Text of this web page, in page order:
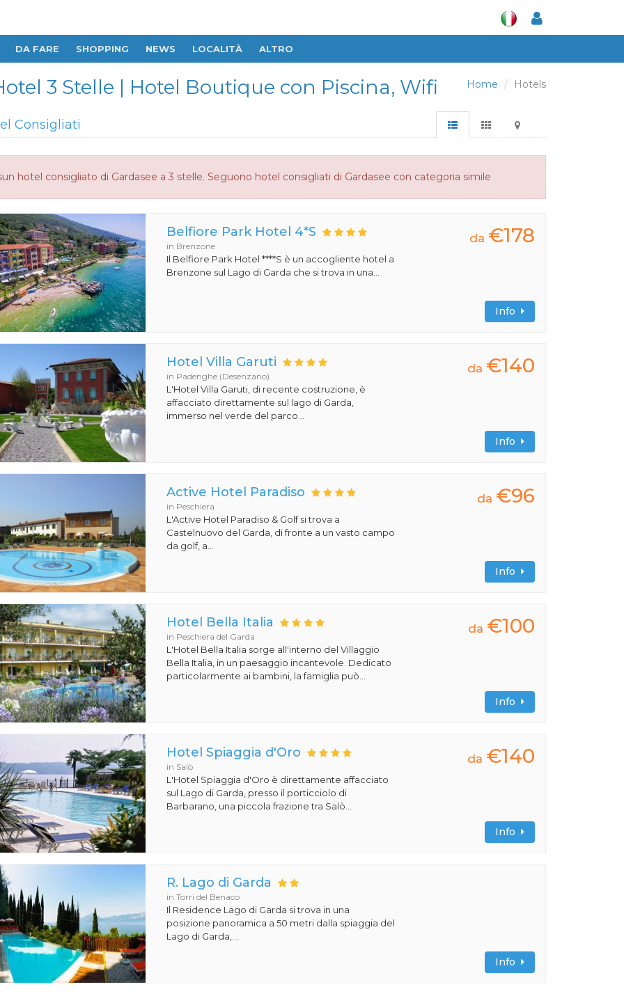
DA FARE SHOPPING NEWS LOCALITÀ ALTRO
Home Hotels
3 Stelle | Hotel Boutique con Piscina, Wifi
Consigliati
hotel consigliato di Gardasee a 3 stelle. Seguono hotel consigliati di Gardasee con categoria simile
Belfiore Park Hotel 4*S
in Brenzone
Il Belfiore Park Hotel ****S è un accogliente hotel a
Brenzone sul Lago di Garda che si trova in una...
da €178
Info
Hotel Villa Garuti
in Padenghe (Desenzano)
L'Hotel Villa Garuti, di recente costruzione, è
affacciato direttamente sul lago di Garda,
immerso nel verde del parco...
da €140
Info
Active Hotel Paradiso
in Peschiera
L'Active Hotel Paradiso & Golf si trova a
Castelnuovo del Garda, di fronte a un vasto campo
da golf, a...
da €96
Info
Hotel Bella Italia
in Peschiera del Garda
L'Hotel Bella Italia sorge all'interno del Villaggio
Bella Italia, in un paesaggio incantevole. Dedicato
particolarmente ai bambini, la famiglia può...
da €100
Info
Hotel Spiaggia d'Oro
in Salò
L'Hotel Spiaggia d'Oro è direttamente affacciato
sul Lago di Garda, presso il porticciolo di
Barbarano, una piccola frazione tra Salò...
da €140
Info
R. Lago di Garda
in Torri del Benaco
Il Residence Lago di Garda si trova in una
posizione panoramica a 50 metri dalla spiaggia del
Lago di Garda,...
Info